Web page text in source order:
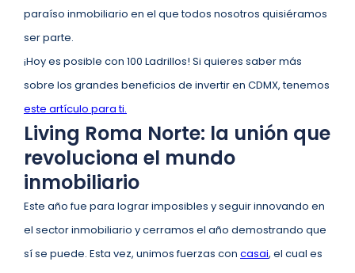
paraíso inmobiliario en el que todos nosotros quisiéramos
ser parte.
¡Hoy es posible con 100 Ladrillos! Si quieres saber más
sobre los grandes beneficios de invertir en CDMX, tenemos
este artículo para ti.
Living Roma Norte: la unión que
revoluciona el mundo
inmobiliario
Este año fue para lograr imposibles y seguir innovando en
el sector inmobiliario y cerramos el año demostrando que
sí se puede. Esta vez, unimos fuerzas con casai, el cual es